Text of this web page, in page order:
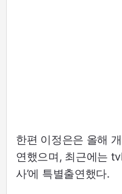
한편 이정은은 올해
연했으며, 최근에는
사’에 특별출연했다.